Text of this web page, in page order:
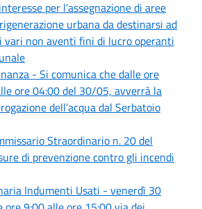
per l’assegnazione di aree
urbana da destinarsi ad
vari non aventi fini di lucro operanti
- Si comunica che dalle ore
ore 04:00 del 30/05, avverrà la
dell’acqua dal Serbatoio
Straordinario n. 20 del
di prevenzione contro gli incendi
Indumenti Usati - venerdì 30